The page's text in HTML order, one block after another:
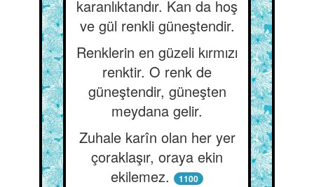
karanlıktandır. Kan da hoş
ve gül renkli güneştendir.
Renklerin en güzeli kırmızı
renktir. O renk de
güneştendir, güneşten
meydana gelir.
Zuhale karîn olan her yer
çoraklaşır, oraya ekin
ekilemez.
1100